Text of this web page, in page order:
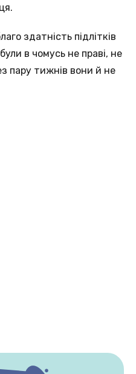
здатність підлітків
в чомусь не праві, не
пару тижнів вони й не